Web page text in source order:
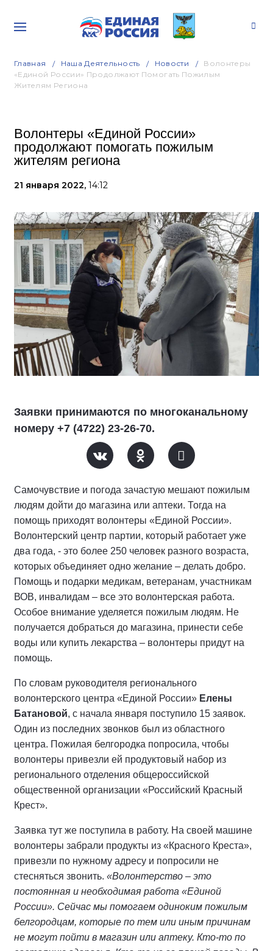
Главная Наша Деятельность Новости
Волонтеры
«Единой России» Продолжают Помогать Пожилым
Жителям Региона
Волонтеры «Единой России»
продолжают помогать пожилым
жителям региона
21 января 2022, 14:12
Заявки принимаются по многоканальному
номеру +7 (4722) 23-26-70.
Самочувствие и погода зачастую мешают пожилым
людям дойти до магазина или аптеки. Тогда на
помощь приходят волонтеры «Единой России».
Волонтерский центр партии, который работает уже
два года, - это более 250 человек разного возраста,
которых объединяет одно желание – делать добро.
Помощь и подарки медикам, ветеранам, участникам
ВОВ, инвалидам – все это волонтерская работа.
Особое внимание уделяется пожилым людям. Не
получается добраться до магазина, принести себе
воды или купить лекарства – волонтеры придут на
помощь.
По словам руководителя регионального
волонтерского центра «Единой России» Елены
Батановой, с начала января поступило 15 заявок.
Один из последних звонков был из областного
центра. Пожилая белгородка попросила, чтобы
волонтеры привезли ей продуктовый набор из
регионального отделения общероссийской
общественной организации «Российский Красный
Крест».
Заявка тут же поступила в работу. На своей машине
волонтеры забрали продукты из «Красного Креста»,
привезли по нужному адресу и попросили не
стесняться звонить. «Волонтерство – это
постоянная и необходимая работа «Единой
России». Сейчас мы помогаем одиноким пожилым
белгородцам, которые по тем или иным причинам
не могут пойти в магазин или аптеку. Кто-то по